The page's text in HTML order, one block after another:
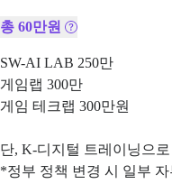
총 60만원
SW-AI LAB 250만
게임랩 300만
게임 테크랩 300만원
단, K-디지털 트레이닝으
*정부 정책 변경 시 일부